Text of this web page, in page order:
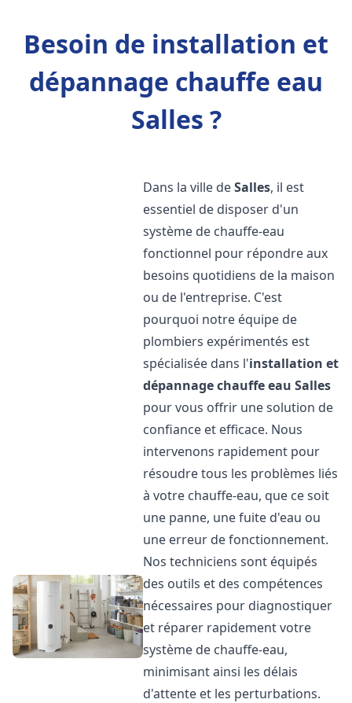
Besoin de installation et
dépannage chauffe eau
Salles ?
Dans la ville deSalles, il est
essentiel de disposer d'un
système de chauffe-eau
fonctionnel pour répondre aux
besoins quotidiens de la maison
ou de l'entreprise. C'est
pourquoi notre équipe de
plombiers expérimentés est
spécialisée dans l'installation et
dépannage chauffe eau Salles
pour vous offrir une solution de
confiance et efficace. Nous
intervenons rapidement pour
résoudre tous les problèmes liés
à votre chauffe-eau, que ce soit
une panne, une fuite d'eau ou
une erreur de fonctionnement.
Nos techniciens sont équipés
des outils et des compétences
nécessaires pour diagnostiquer
et réparer rapidement votre
système de chauffe-eau,
minimisant ainsi les délais
d'attente et les perturbations.